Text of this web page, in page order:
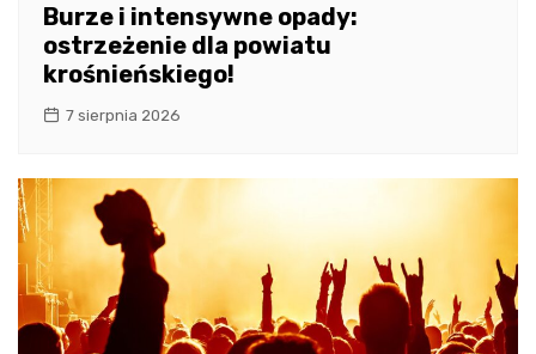
Burze i intensywne opady:
ostrzeżenie dla powiatu
krośnieńskiego!
7 sierpnia 2026